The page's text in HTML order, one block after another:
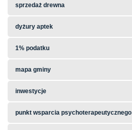
sprzedaż drewna
dyżury aptek
1% podatku
mapa gminy
inwestycje
punkt wsparcia psychoterapeutycznego